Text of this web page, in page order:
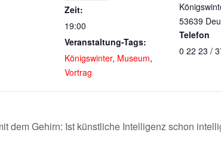
Zeit:
19:00
Veranstaltung-Tags:
Königswinter, Museum,
Vortrag
53639
Telefon
0 22 23 /
dem Gehirn: Ist künstliche Intelligenz schon